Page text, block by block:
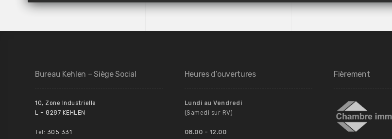
Bureau Kehlen – Siège Social
10, Zone Industrielle
L – 8287 KEHLEN
Tel: 305 331
Heures d’ouvertures
Lundi au Vendredi
(Samedi sur RV)
08.00 – 12.00
Fièrement